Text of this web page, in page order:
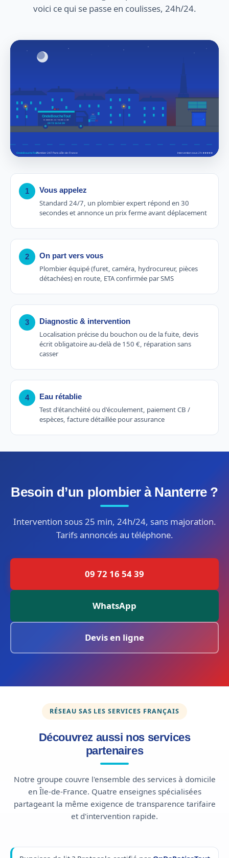
voici ce qui se passe en coulisses, 24h/24.
1 Vous appelez
Standard 24/7, un plombier expert répond en 30
secondes et annonce un prix ferme avant déplacement
2 On part vers vous
Plombier équipé (furet, caméra, hydrocureur, pièces
détachées) en route, ETA confirmée par SMS
3 Diagnostic & intervention
Localisation précise du bouchon ou de la fuite, devis
écrit obligatoire au-delà de 150 €, réparation sans
casser
4 Eau rétablie
Test d'étanchéité ou d'écoulement, paiement CB /
espèces, facture détaillée pour assurance
Besoin d’un plombier à Nanterre ?
Intervention sous 25 min, 24h/24, sans majoration.
Tarifs annoncés au téléphone.
09 72 16 54 39
WhatsApp
Devis en ligne
RÉSEAU SAS LES SERVICES FRANÇAIS
Découvrez aussi nos services
partenaires
Notre groupe couvre l'ensemble des services à domicile
en Île-de-France. Quatre enseignes spécialisées
partageant la même exigence de transparence tarifaire
et d'intervention rapide.